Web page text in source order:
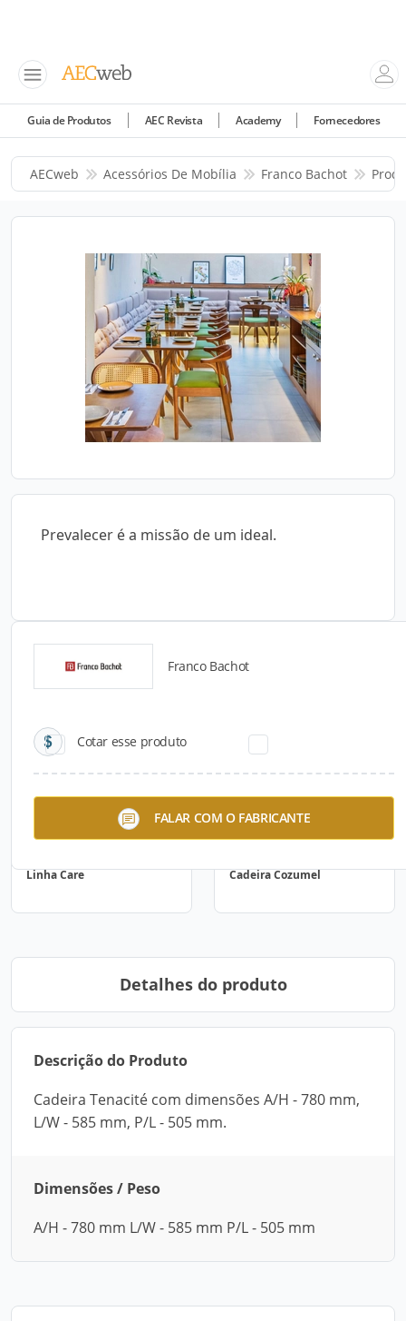
Guia de Produtos AEC Revista Academy Fornecedores
AECweb Acessórios De Mobília Franco Bachot
Prevalecer é a missão de um ideal.
Franco Bachot
Cotar esse produto
FALAR COM O FABRICANTE
Catálogos para Download
Linha Care Cadeira Cozumel
Detalhes do produto
Descrição do Produto
Cadeira Tenacité com dimensões A/H - 780 mm,
L/W - 585 mm, P/L - 505 mm.
Dimensões / Peso
A/H - 780 mm L/W - 585 mm P/L - 505 mm